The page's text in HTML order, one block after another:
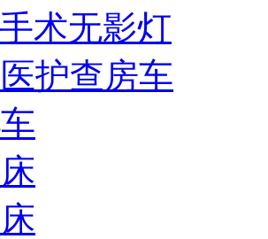
术无影灯
护查房车